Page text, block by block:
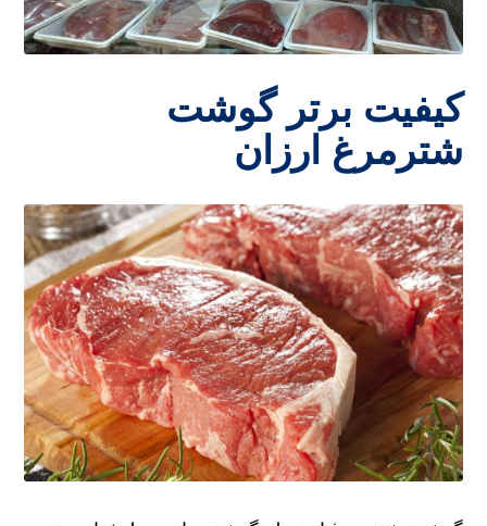
کیفیت برتر گوشت
شترمرغ ارزان